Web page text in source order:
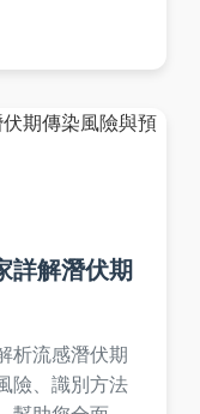
有疑慮。
詳解潛伏期
析流感潛伏期
險、識別方法